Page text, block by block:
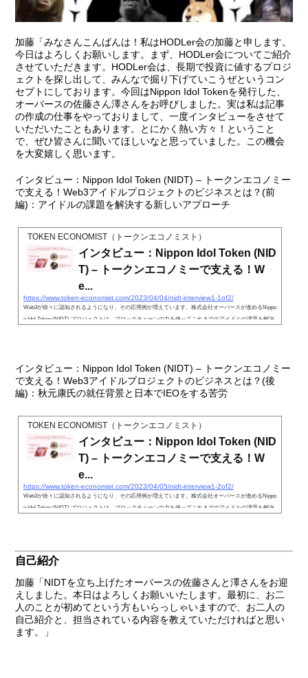
加藤「みなさんこんばんは！私はHODLer会の加藤と申します。
今日はよろしくお願いします。まず、HODLer会についてご紹介
させていただきます。HODLer会は、長期で投資に値するプロジ
ェクトを探し出して、みんなで掘り下げていこうぜというコン
セプトにしております。今回はNippon Idol Tokenを発行した、
オーバースの佐藤さん澤さんをお呼びしました。実は私は記事
の作成の仕事をやっておりまして、一度インタビューをさせて
いただいたこともあります。とにかく熱い方々！ということ
で、ぜひ皆さんに聞いてほしいなと思っていました。この機会
を大変嬉しく思います。
インタビュー：Nippon Idol Token (NIDT) – トークンエコノミー
で支える！Web3アイドルプロジェクトのビジネスとは？(前
編)：アイドルの課題を解決する新しいアプローチ
TOKEN ECONOMIST（トークンエコノミスト）
インタビュー：Nippon Idol Token (NID
T) – トークンエコノミーで支える！W
e...
https://www.token-economist.com/2023/04/04/nidt-interview1-1of2/
Web3が徐々に認知されるようになり、その応用例が増えています。株式会社オーバースが進めるNippo
n Idol Token (NIDT) プロジェクトは、ブロックチェーンの力を使ってこれまでのアイドルの課題を解決
インタビュー：Nippon Idol Token (NIDT) – トークンエコノミー
で支える！Web3アイドルプロジェクトのビジネスとは？(後
編)：秋元康氏の就任背景と日本でIEOをする苦労
TOKEN ECONOMIST（トークンエコノミスト）
インタビュー：Nippon Idol Token (NID
T) – トークンエコノミーで支える！W
e...
https://www.token-economist.com/2023/04/05/nidt-interview1-2of2/
Web3が徐々に認知されるようになり、その応用例が増えています。株式会社オーバースが進めるNippo
n Idol Token (NIDT) プロジェクトは、ブロックチェーンの力を使ってこれまでのアイドルの課題を解決
自己紹介
加藤「NIDTを立ち上げたオーバースの佐藤さんと澤さんをお迎
えしました。本日はよろしくお願いいたします。最初に、お二
人のことが初めてという方もいらっしゃいますので、お二人の
自己紹介と、担当されている内容を教えていただければと思い
ます。」